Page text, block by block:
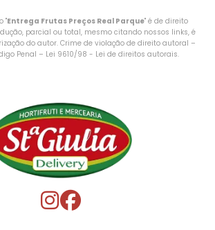
"Entrega Frutas Preços Real Parque" é de direito
parcial ou total, mesmo citando nossos links, é
do autor. Crime de violação de direito autoral –
Penal – Lei 9610/98 - Lei de direitos autorais.